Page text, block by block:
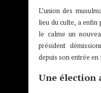
L’union des
lieu du culte, a enfin
le calme un
président
depuis son entrée
Une élection